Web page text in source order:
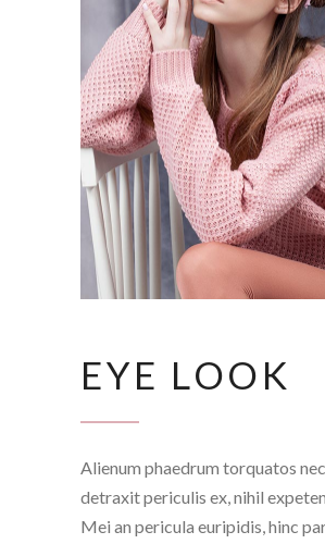
EYE LOOK
Alienum phaedrum torquatos
detraxit periculis ex, nihil
Mei an pericula euripidis, hinc